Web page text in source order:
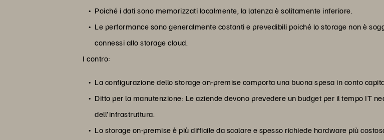
Poiché i dati sono memorizzati localmente, la latenza è solitamente inferiore.
Le performance sono generalmente costanti e prevedibili poiché lo storage non è
connessi allo storage cloud.
I contro:
La configurazione dello storage on-premise comporta una buona spesa in conto
Ditto per la manutenzione: Le aziende devono prevedere un budget per il tempo IT
dell'infrastruttura.
Lo storage on-premise è più difficile da scalare e spesso richiede hardware più